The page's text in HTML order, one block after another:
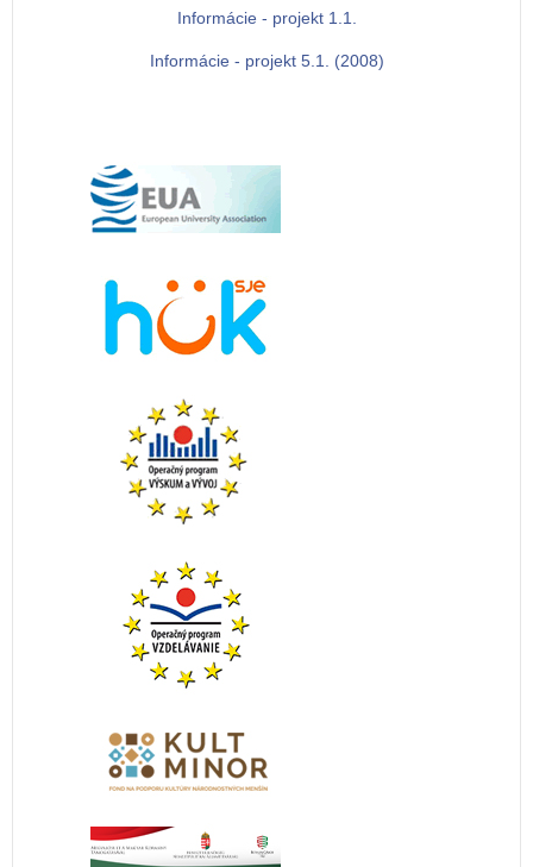
Informácie - projekt 1.1.
Informácie - projekt 5.1. (2008)